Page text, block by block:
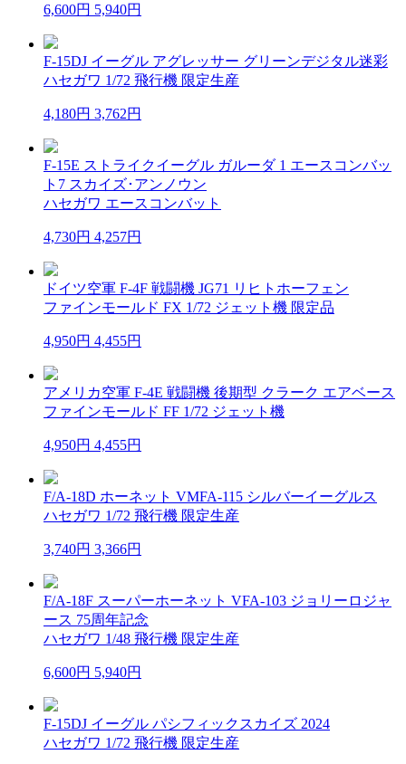
6,600円 5,940円
F-15DJ イーグル アグレッサー グリーンデジタル迷彩
ハセガワ 1/72 飛行機 限定生産
4,180円 3,762円
F-15E ストライクイーグル ガルーダ 1 エースコンバッ
ト7 スカイズ･アンノウン
ハセガワ エースコンバット
4,730円 4,257円
ドイツ空軍 F-4F 戦闘機 JG71 リヒトホーフェン
ファインモールド FX 1/72 ジェット機 限定品
4,950円 4,455円
アメリカ空軍 F-4E 戦闘機 後期型 クラーク エアベース
ファインモールド FF 1/72 ジェット機
4,950円 4,455円
F/A-18D ホーネット VMFA-115 シルバーイーグルス
ハセガワ 1/72 飛行機 限定生産
3,740円 3,366円
F/A-18F スーパーホーネット VFA-103 ジョリーロジャ
ース 75周年記念
ハセガワ 1/48 飛行機 限定生産
6,600円 5,940円
F-15DJ イーグル パシフィックスカイズ 2024
ハセガワ 1/72 飛行機 限定生産